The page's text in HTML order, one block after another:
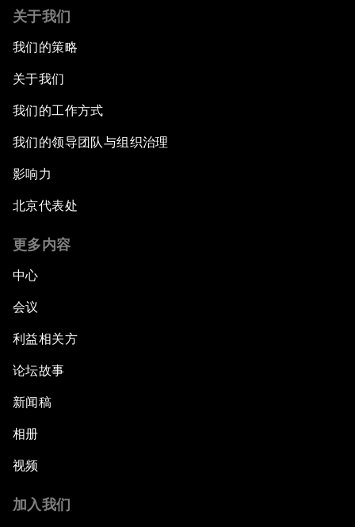
关于我们
我们的策略
关于我们
我们的工作方式
我们的领导团队与组织治理
影响力
北京代表处
更多内容
中心
会议
利益相关方
论坛故事
新闻稿
相册
视频
加入我们